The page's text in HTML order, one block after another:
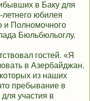
в Баку для
юбилея
и Полномочного
Бюльбюльоглу.
гостей. «Я
в Азербайджан.
из наших
пребывание в
участия в